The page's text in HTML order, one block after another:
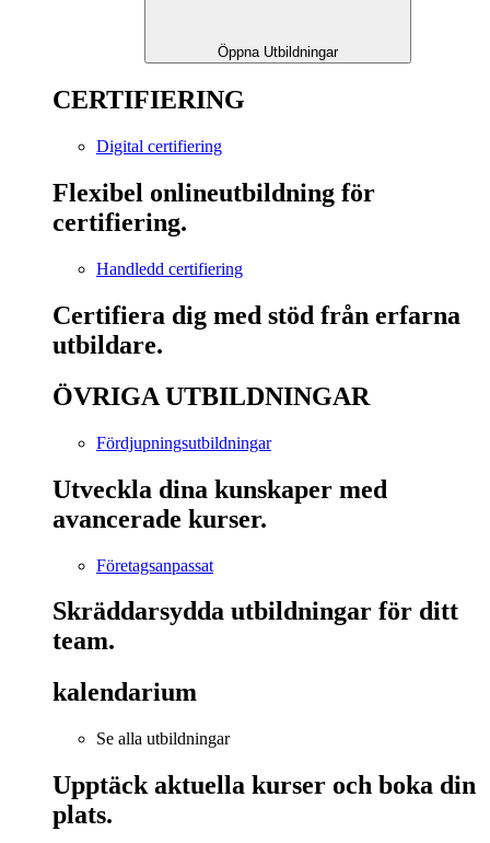
Öppna Utbildningar
CERTIFIERING
Digital certifiering
Flexibel onlineutbildning för
certifiering.
Handledd certifiering
Certifiera dig med stöd från erfarna
utbildare.
ÖVRIGA UTBILDNINGAR
Fördjupningsutbildningar
Utveckla dina kunskaper med
avancerade kurser.
Företagsanpassat
Skräddarsydda utbildningar för ditt
team.
kalendarium
Se alla utbildningar
Upptäck aktuella kurser och boka din
plats.